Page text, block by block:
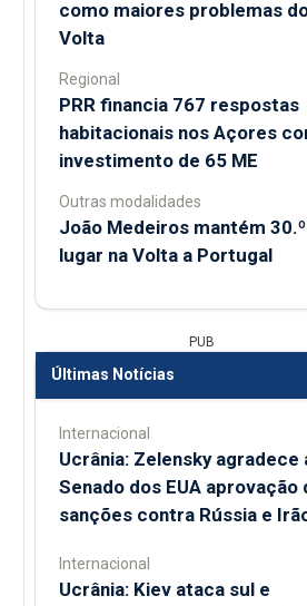
como maiores problemas
Volta
Regional
PRR financia 767 respostas
habitacionais nos Açores
investimento de 65 ME
Outras modalidades
João Medeiros mantém 30.º
lugar na Volta a Portugal
PUB
Últimas Notícias
Internacional
Ucrânia: Zelensky agradece
Senado dos EUA aprovação
sanções contra Rússia e
Internacional
Ucrânia: Kiev ataca sul e